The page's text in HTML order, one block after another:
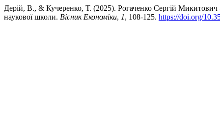
Дерій, В., & Кучеренко, Т. (2025). Рогаченко Сергій Микитович
наукової школи. Вісник Економіки, 1, 108-125. https://doi.org/